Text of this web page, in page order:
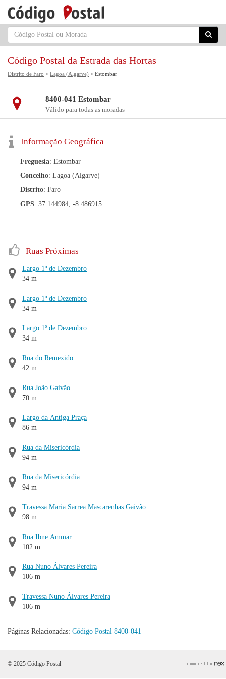
Código Postal da Estrada das Hortas
Distrito de Faro > Lagoa (Algarve) > Estombar
8400-041 Estombar
Válido para todas as moradas
Informação Geográfica
Freguesia: Estombar
Concelho: Lagoa (Algarve)
Distrito: Faro
GPS: 37.144984, -8.486915
Ruas Próximas
Largo 1º de Dezembro
34 m
Largo 1º de Dezembro
34 m
Largo 1º de Dezembro
34 m
Rua do Remexido
42 m
Rua João Gaivão
70 m
Largo da Antiga Praça
86 m
Rua da Misericórdia
94 m
Rua da Misericórdia
94 m
Travessa Maria Sarrea Mascarenhas Gaivão
98 m
Rua Ibne Ammar
102 m
Rua Nuno Álvares Pereira
106 m
Travessa Nuno Álvares Pereira
106 m
Páginas Relacionadas: Código Postal 8400-041
© 2025 Código Postal